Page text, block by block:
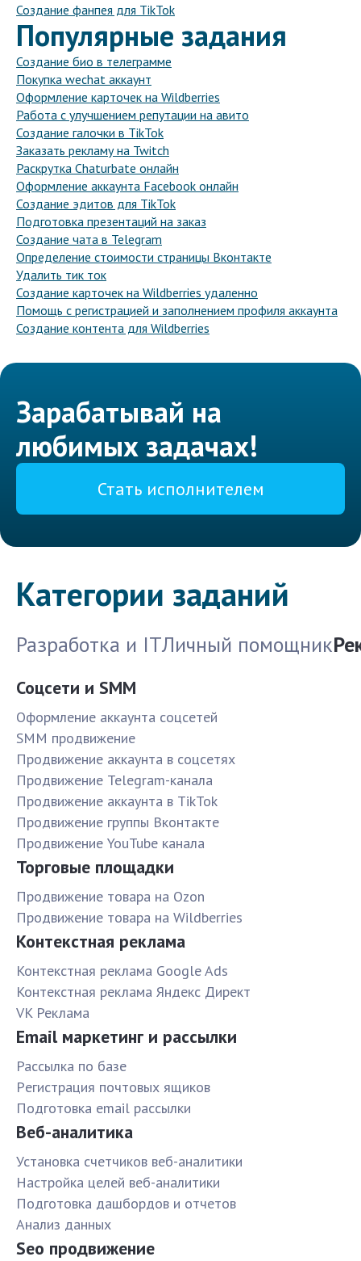
Создание фанпея для TikTok
Популярные задания
Создание био в телеграмме
Покупка wechat аккаунт
Оформление карточек на Wildberries
Работа с улучшением репутации на авито
Создание галочки в TikTok
Заказать рекламу на Twitch
Раскрутка Chaturbate онлайн
Оформление аккаунта Facebook онлайн
Создание эдитов для TikTok
Подготовка презентаций на заказ
Создание чата в Telegram
Определение стоимости страницы Вконтакте
Удалить тик ток
Создание карточек на Wildberries удаленно
Помощь с регистрацией и заполнением профиля аккаунта
Создание контента для Wildberries
Зарабатывай на
любимых задачах!
Стать исполнителем
Категории заданий
Разработка и ITЛичный помощник
Соцсети и SMM
Оформление аккаунта соцсетей
SMM продвижение
Продвижение аккаунта в соцсетях
Продвижение Telegram-канала
Продвижение аккаунта в TikTok
Продвижение группы Вконтакте
Продвижение YouTube канала
Торговые площадки
Продвижение товара на Ozon
Продвижение товара на Wildberries
Контекстная реклама
Контекстная реклама Google Ads
Контекстная реклама Яндекс Директ
VK Реклама
Email маркетинг и рассылки
Рассылка по базе
Pегистрация почтовых ящиков
Подготовка email рассылки
Веб-аналитика
Установка счетчиков веб-аналитики
Настройка целей веб-аналитики
Подготовка дашбордов и отчетов
Анализ данных
Seo продвижение